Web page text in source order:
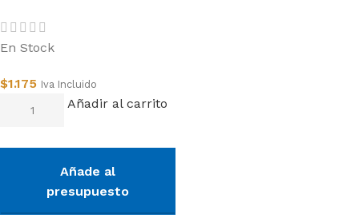
En Stock
$1.175 Iva Incluido
Añadir al carrito
Añade al
presupuesto